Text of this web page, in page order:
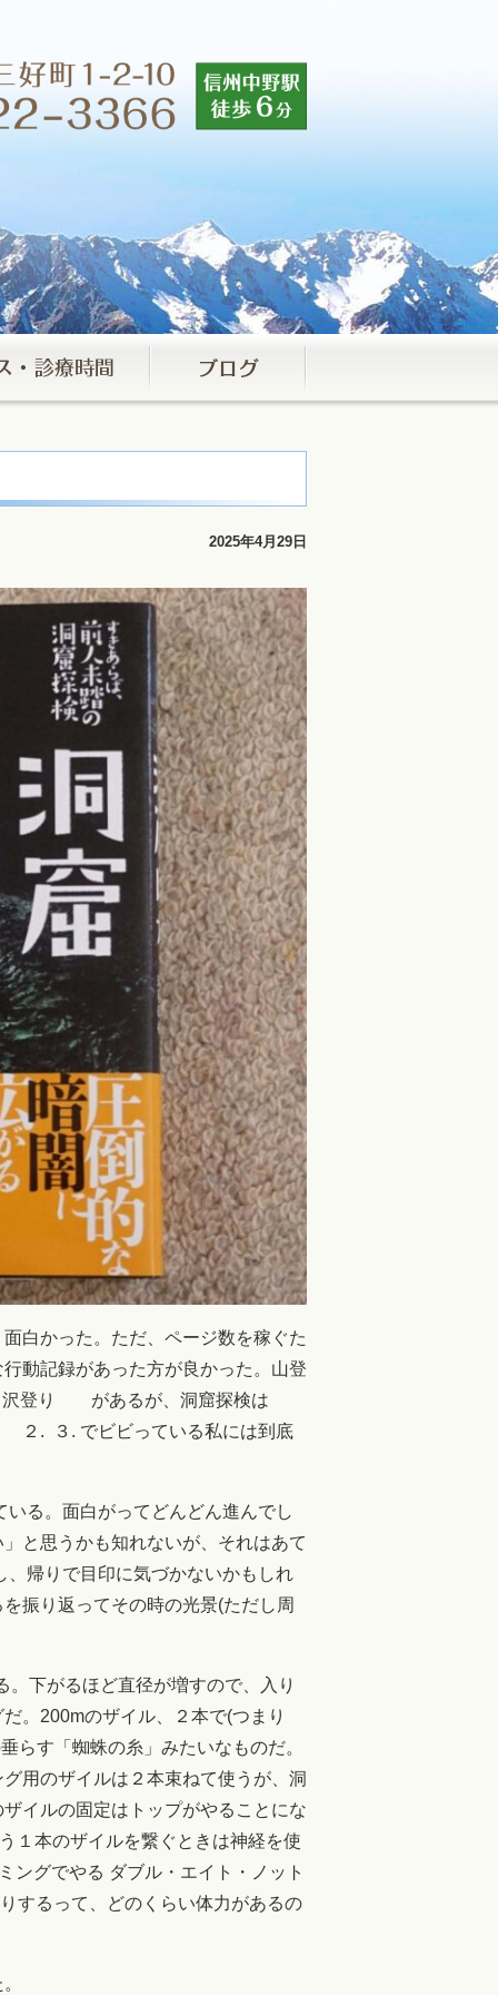
2025年4月29日
った。ただ、ページ数を稼ぐた
動記録があった方が良かった。山登
沢登り があるが、洞窟探検は
２. ３. でビビっている私には到底
る。面白がってどんどん進んでし
と思うかも知れないが、それはあて
帰りで目印に気づかないかもしれ
振り返ってその時の光景(ただし周
下がるほど直径が増すので、入り
。200mのザイル、２本で(つまり
らす「蜘蛛の糸」みたいなものだ。
用のザイルは２本束ねて使うが、洞
イルの固定はトップがやることにな
１本のザイルを繋ぐときは神経を使
ングでやる ダブル・エイト・ノット
するって、どのくらい体力があるの